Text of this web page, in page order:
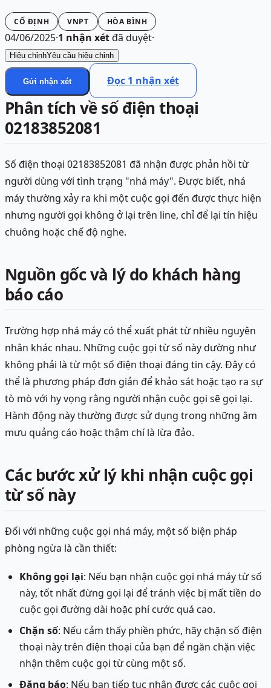
CỐ ĐỊNH VNPT HÒA BÌNH
04/06/2025·1 nhận xétđã duyệt·
Hiệu chỉnhYêu cầu hiệu chỉnh
Gửi nhận xét Đọc 1 nhận xét
Phân tích về số điện thoại
02183852081
Số điện thoại 02183852081 đã nhận được phản hồi từ
người dùng với tình trạng "nhá máy". Được biết, nhá
máy thường xảy ra khi một cuộc gọi đến được thực hiện
nhưng người gọi không ở lại trên line, chỉ để lại tín hiệu
chuông hoặc chế độ nghe.
Nguồn gốc và lý do khách hàng
báo cáo
Trường hợp nhá máy có thể xuất phát từ nhiều nguyên
nhân khác nhau. Những cuộc gọi từ số này dường như
không phải là từ một số điện thoại đáng tin cậy. Đây có
thể là phương pháp đơn giản để khảo sát hoặc tạo ra sự
tò mò với hy vọng rằng người nhận cuộc gọi sẽ gọi lại.
Hành động này thường được sử dụng trong những âm
mưu quảng cáo hoặc thậm chí là lừa đảo.
Các bước xử lý khi nhận cuộc gọi
từ số này
Đối với những cuộc gọi nhá máy, một số biện pháp
phòng ngừa là cần thiết:
Không gọi lại: Nếu bạn nhận cuộc gọi nhá máy từ số
này, tốt nhất đừng gọi lại để tránh việc bị mất tiền do
cuộc gọi đường dài hoặc phí cước quá cao.
Chặn số: Nếu cảm thấy phiền phức, hãy chặn số điện
thoại này trên điện thoại của bạn để ngăn chặn việc
nhận thêm cuộc gọi từ cùng một số.
Đăng báo: Nếu bạn tiếp tục nhận được các cuộc gọi